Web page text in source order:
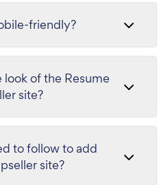
friendly?
look of the Resume
site?
to follow to add
site?